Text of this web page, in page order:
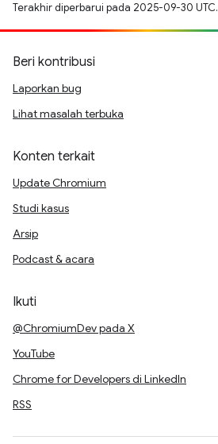
Terakhir diperbarui pada 2025-09-30 UTC.
Beri kontribusi
Laporkan bug
Lihat masalah terbuka
Konten terkait
Update Chromium
Studi kasus
Arsip
Podcast & acara
Ikuti
@ChromiumDev pada X
YouTube
Chrome for Developers di LinkedIn
RSS